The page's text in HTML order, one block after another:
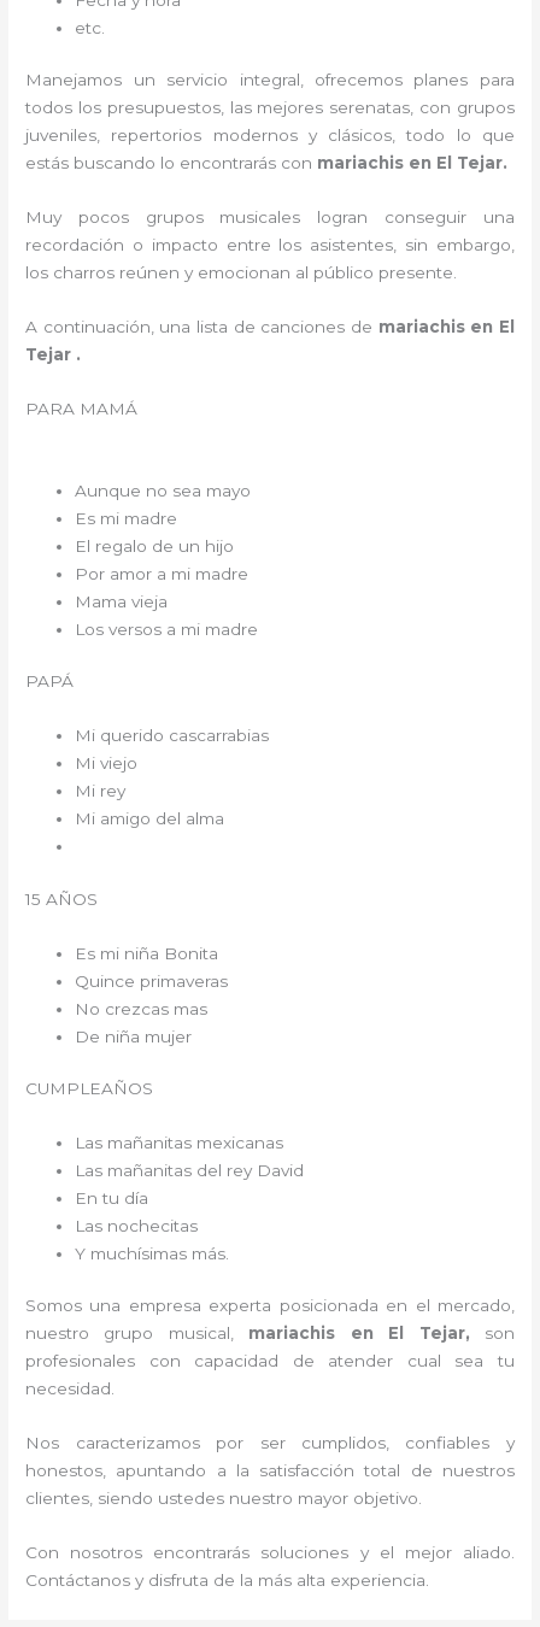
etc.
Manejamos un servicio integral, ofrecemos planes para
todos los presupuestos, las mejores serenatas, con grupos
juveniles, repertorios modernos y clásicos, todo lo que
estás buscando lo encontrarás con mariachis en El Tejar.
Muy pocos grupos musicales logran conseguir una
recordación o impacto entre los asistentes, sin embargo,
los charros reúnen y emocionan al público presente.
A continuación, una lista de canciones de mariachis en El
Tejar .
PARA MAMÁ
Aunque no sea mayo
Es mi madre
El regalo de un hijo
Por amor a mi madre
Mama vieja
Los versos a mi madre
PAPÁ
Mi querido cascarrabias
Mi viejo
Mi rey
Mi amigo del alma
15 AÑOS
Es mi niña Bonita
Quince primaveras
No crezcas mas
De niña mujer
CUMPLEAÑOS
Las mañanitas mexicanas
Las mañanitas del rey David
En tu día
Las nochecitas
Y muchísimas más.
Somos una empresa experta posicionada en el mercado,
nuestro grupo musical, mariachis en El Tejar, son
profesionales con capacidad de atender cual sea tu
necesidad.
Nos caracterizamos por ser cumplidos, confiables y
honestos, apuntando a la satisfacción total de nuestros
clientes, siendo ustedes nuestro mayor objetivo.
Con nosotros encontrarás soluciones y el mejor aliado.
Contáctanos y disfruta de la más alta experiencia.